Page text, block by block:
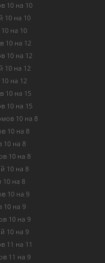
10 на 10
10 на 10
на 10
10 на 12
10 на 12
10 на 12
на 12
10 на 15
10 на 15
10 на 8
10 на 8
10 на 8
10 на 8
10 на 8
10 на 8
10 на 9
10 на 9
10 на 9
10 на 9
11 на 11
11 на 9